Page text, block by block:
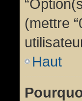
(mettre
Haut